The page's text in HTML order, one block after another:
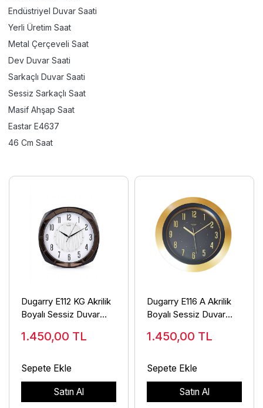
Endüstriyel Duvar Saati
Yerli Üretim Saat
Metal Çerçeveli Saat
Dev Duvar Saati
Sarkaçlı Duvar Saati
Sessiz Sarkaçlı Saat
Masif Ahşap Saat
Eastar E4637
46 Cm Saat
Dugarry E112 KG Akrilik
Boyalı Sessiz Duvar
1.450,00 TL
Sepete Ekle
Satın Al
Dugarry E116 A Akrilik
Boyalı Sessiz Duvar
1.450,00 TL
Sepete Ekle
Satın Al